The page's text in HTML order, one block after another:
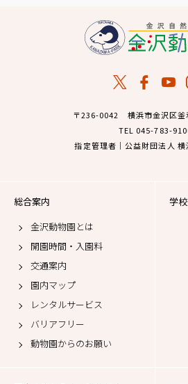
〒236-0042 横浜市金沢区釜
TEL 045-783-
指定管理者｜公益財団法人 横
総合案内
金沢動物園とは
開園時間・入園料
交通案内
園内マップ
レンタルサービス
バリアフリー
動物園からのお願い
学